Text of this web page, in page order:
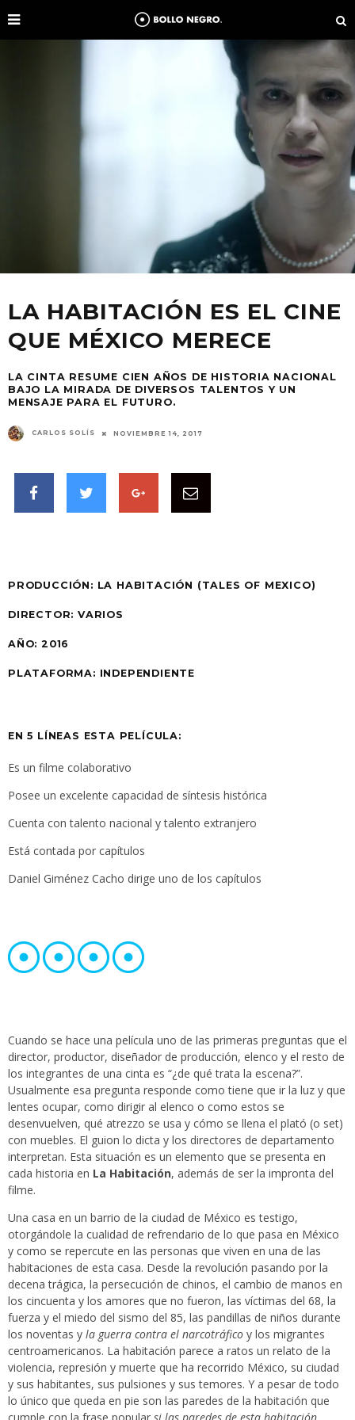
LA HABITACIÓN ES EL CINE
QUE MÉXICO MERECE
LA CINTA RESUME CIEN AÑOS DE HISTORIA NACIONAL
BAJO LA MIRADA DE DIVERSOS TALENTOS Y UN
MENSAJE PARA EL FUTURO.
CARLOS SOLÍS NOVIEMBRE 14, 2017
PRODUCCIÓN: LA HABITACIÓN (TALES OF MEXICO)
DIRECTOR: VARIOS
AÑO: 2016
PLATAFORMA: INDEPENDIENTE
EN 5 LÍNEAS ESTA PELÍCULA:
Es un filme colaborativo
Posee un excelente capacidad de síntesis histórica
Cuenta con talento nacional y talento extranjero
Está contada por capítulos
Daniel Giménez Cacho dirige uno de los capítulos
Cuando se hace una película uno de las primeras preguntas que el
director, productor, diseñador de producción, elenco y el resto de
los integrantes de una cinta es “¿de qué trata la escena?”.
Usualmente esa pregunta responde como tiene que ir la luz y que
lentes ocupar, como dirigir al elenco o como estos se
desenvuelven, qué atrezzo se usa y cómo se llena el plató (o set)
con muebles. El guion lo dicta y los directores de departamento
interpretan. Esta situación es un elemento que se presenta en
cada historia en La Habitación, además de ser la impronta del
filme.
Una casa en un barrio de la ciudad de México es testigo,
otorgándole la cualidad de refrendario de lo que pasa en México
y como se repercute en las personas que viven en una de las
habitaciones de esta casa. Desde la revolución pasando por la
decena trágica, la persecución de chinos, el cambio de manos en
los cincuenta y los amores que no fueron, las víctimas del 68, la
fuerza y el miedo del sismo del 85, las pandillas de niños durante
los noventas y la guerra contra el narcotráfico y los migrantes
centroamericanos. La habitación parece a ratos un relato de la
violencia, represión y muerte que ha recorrido México, su ciudad
y sus habitantes, sus pulsiones y sus temores. Y a pesar de todo
lo único que queda en pie son las paredes de la habitación que